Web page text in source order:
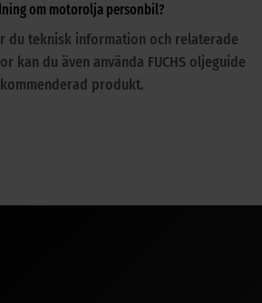
om motorolja personbil?
du teknisk information och relaterade
kan du även använda FUCHS oljeguide
produkt.